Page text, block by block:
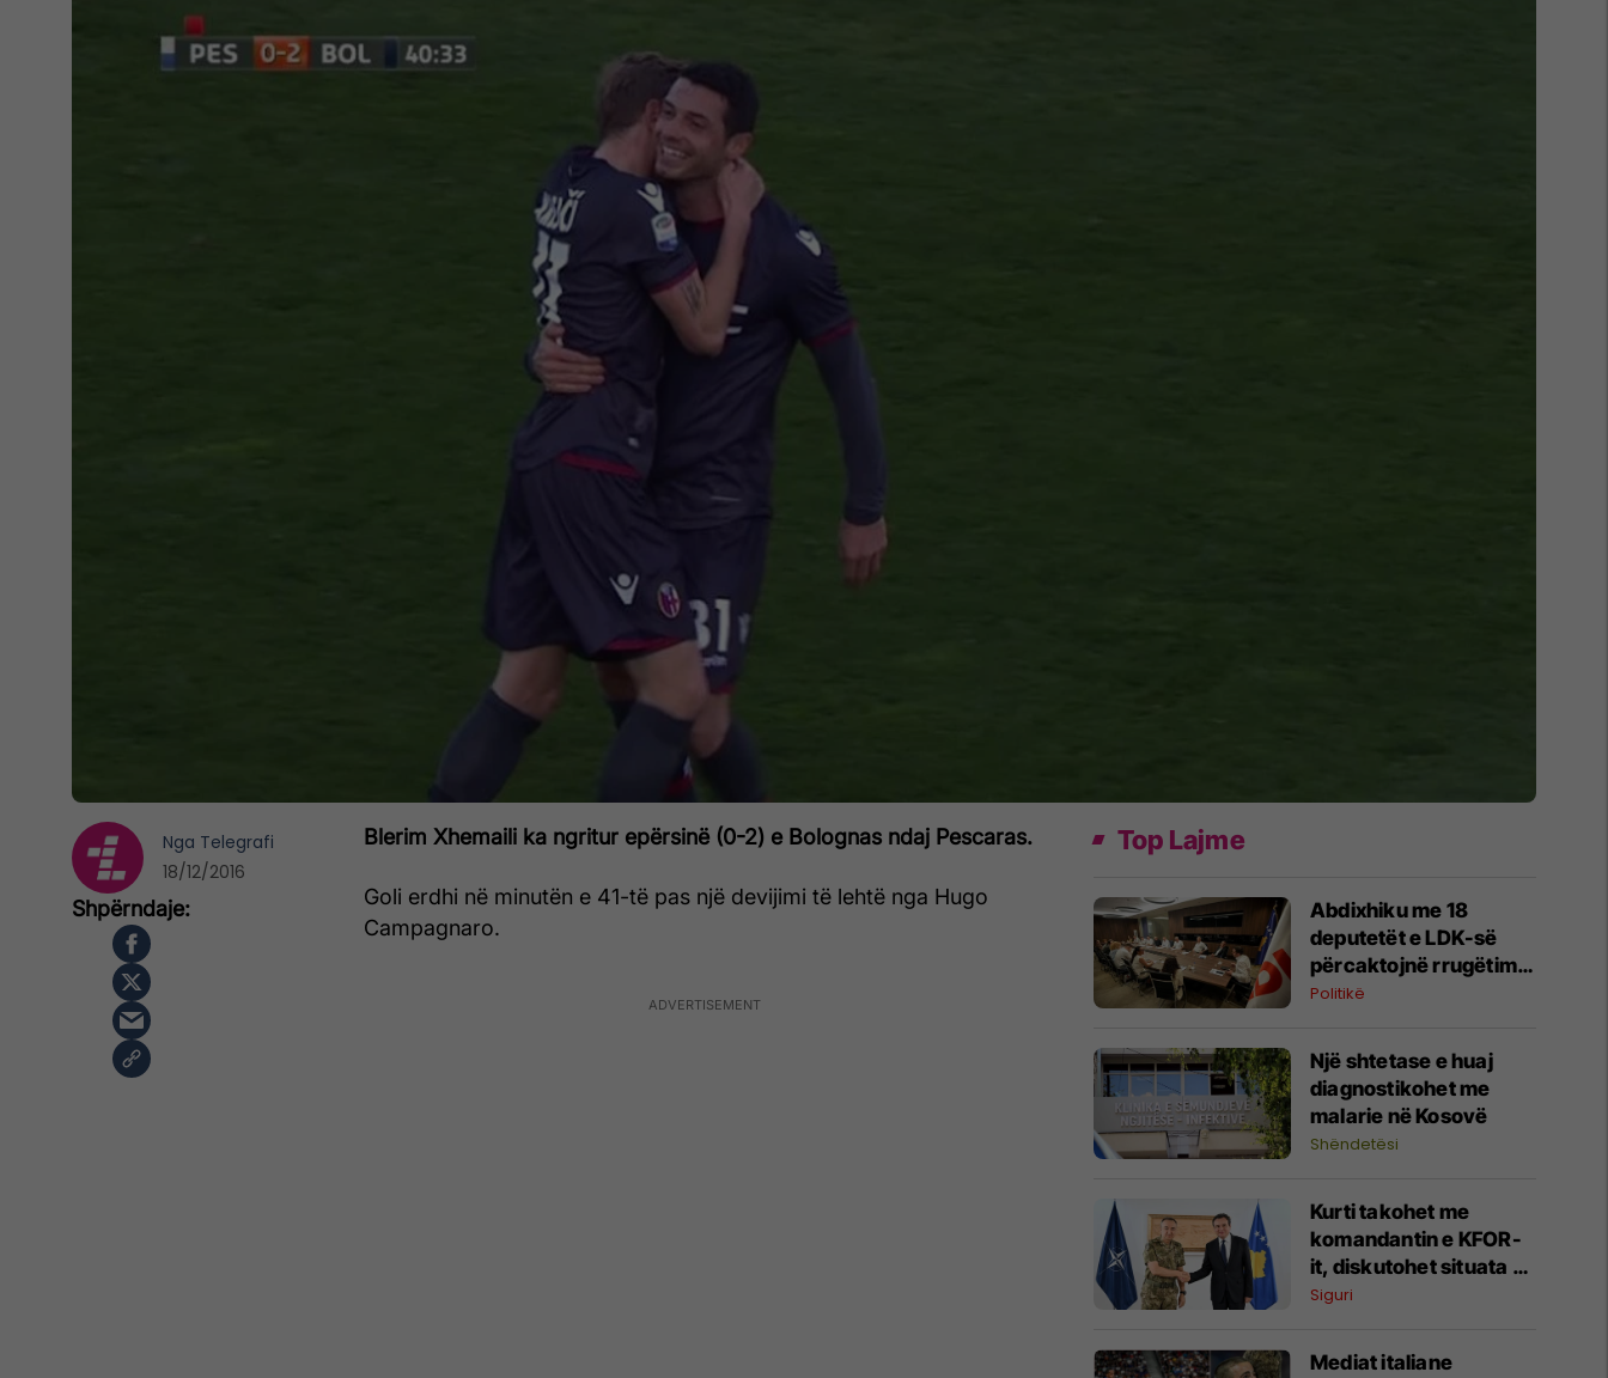
Blerim Xhemaili ka ngritur epërsinë (0-2) e Bolognas ndaj Pescaras.
Goli erdhi në minutën e 41-të pas një devijimi të lehtë nga Hugo
Campagnaro.
Nga Telegrafi
18/12/2016
Top Lajme
Abdixhiku me 18
deputetët e LDK-së
përcaktojnë rrugëtimin
e përbashkët, e
Osmani
Politikë
Një shtetase e huaj
diagnostikohet me
malarie në Kosovë
Shëndetësi
Kurti takohet me
komandantin e KFOR-
it, diskutohet situata e
sigurisë në Kosovë dhe
Siguri
Mediat italiane